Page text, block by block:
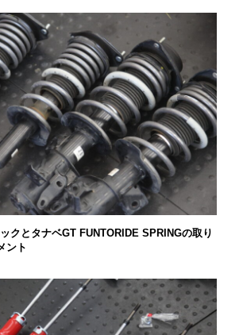
クとタナベGT FUNTORIDE SPRINGの取り
ント